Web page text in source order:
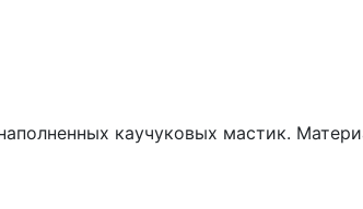
каучуковых мастик.